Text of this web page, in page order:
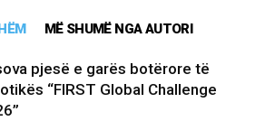
MË SHUMË NGA AUTORI
pjesë e garës botërore të
“FIRST Global Challenge